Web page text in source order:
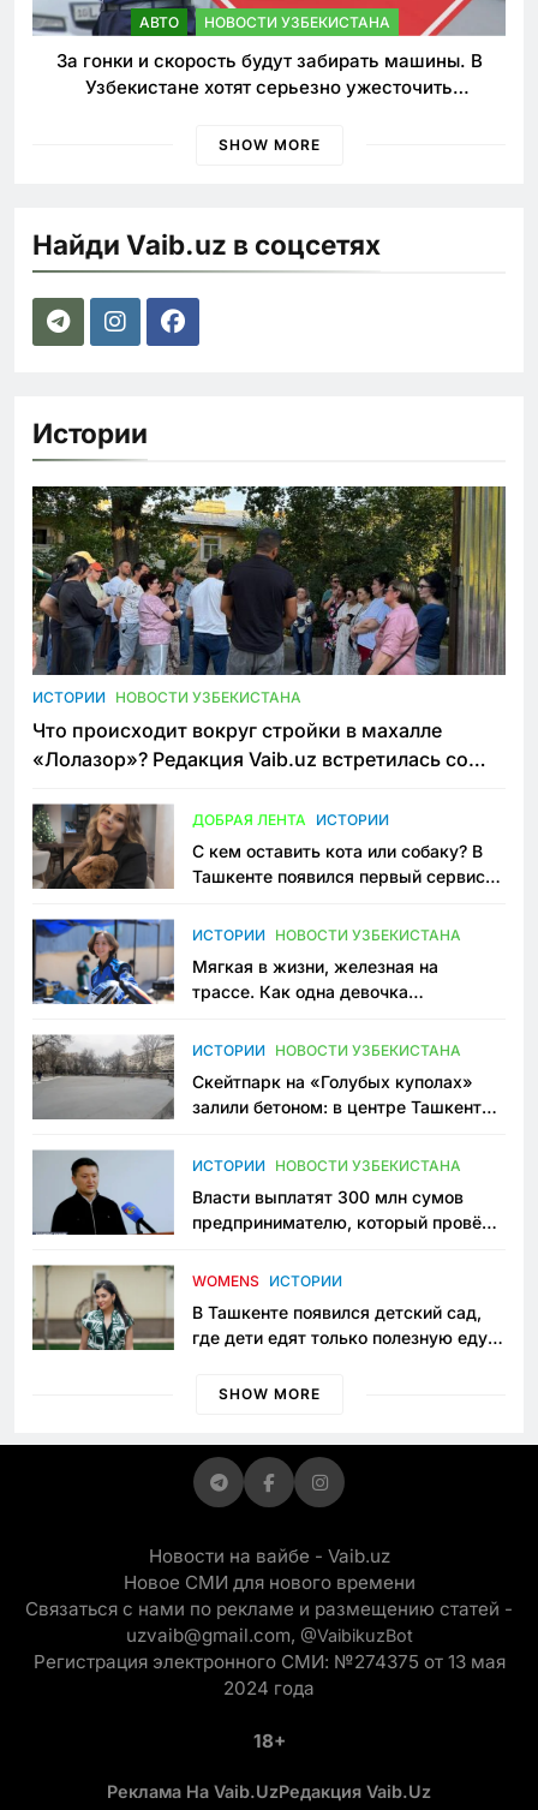
АВТО НОВОСТИ УЗБЕКИСТАНА
За гонки и скорость будут забирать машины. В
Узбекистане хотят серьезно ужесточить
SHOW MORE
Найди Vaib.uz в соцсетях
Истории
ИСТОРИИ НОВОСТИ УЗБЕКИСТАНА
Что происходит вокруг стройки в махалле
«Лолазор»? Редакция Vaib.uz встретилась со
ДОБРАЯ ЛЕНТА ИСТОРИИ
С кем оставить кота или собаку? В
Ташкенте появился первый сервис
ИСТОРИИ НОВОСТИ УЗБЕКИСТАНА
Мягкая в жизни, железная на
трассе. Как одна девочка
Узбекистане
ИСТОРИИ НОВОСТИ УЗБЕКИСТАНА
Скейтпарк на «Голубых куполах»
залили бетоном: в центре Ташкента
пространство
ИСТОРИИ НОВОСТИ УЗБЕКИСТАНА
Власти выплатят 300 млн сумов
предпринимателю, который провёл
приговору
WOMENS ИСТОРИИ
В Ташкенте появился детский сад,
где дети едят только полезную еду.
просить «кашу без сахара»
SHOW MORE
Новости на вайбе - Vaib.uz
Новое СМИ для нового времени
Связаться с нами по рекламе и размещению статей -
uzvaib@gmail.com, @VaibikuzBot
Регистрация электронного СМИ: №274375 от 13 мая
2024 года
18+
Реклама На Vaib.uzРедакция Vaib.uz